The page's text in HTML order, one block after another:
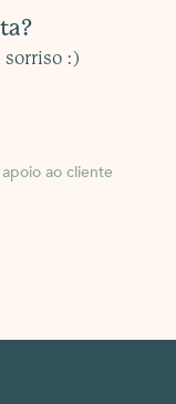
sorriso :)
ao cliente